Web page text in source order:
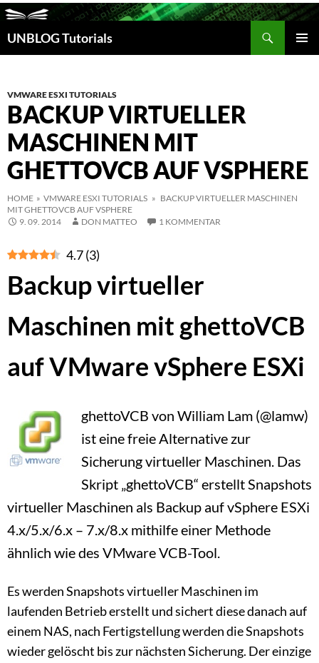
UNBLOG Tutorials
Suchen
VMWARE ESXI TUTORIALS
BACKUP VIRTUELLER
MASCHINEN MIT
GHETTOVCB AUF VSPHERE
HOME » VMWARE ESXI TUTORIALS » BACKUP VIRTUELLER MASCHINEN
MIT GHETTOVCB AUF VSPHERE
9. 09. 2014
DON MATTEO 1 KOMMENTAR
4.7(3)
Backup virtueller
Maschinen mit ghettoVCB
auf VMware vSphere ESXi
ghettoVCB von William Lam (@lamw)
ist eine freie Alternative zur
Sicherung virtueller Maschinen. Das
Skript „ghettoVCB“ erstellt Snapshots
virtueller Maschinen als Backup auf vSphere ESXi
4.x/5.x/6.x – 7.x/8.x mithilfe einer Methode
ähnlich wie des VMware VCB-Tool.
Es werden Snapshots virtueller Maschinen im
laufenden Betrieb erstellt und sichert diese danach auf
einem NAS, nach Fertigstellung werden die Snapshots
wieder gelöscht bis zur nächsten Sicherung. Der einzige